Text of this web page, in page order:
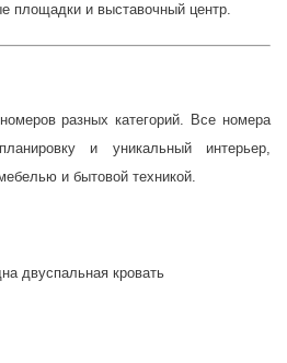
площадки и выставочный центр.
разных категорий. Все номера
и уникальный интерьер,
и бытовой техникой.
двуспальная кровать